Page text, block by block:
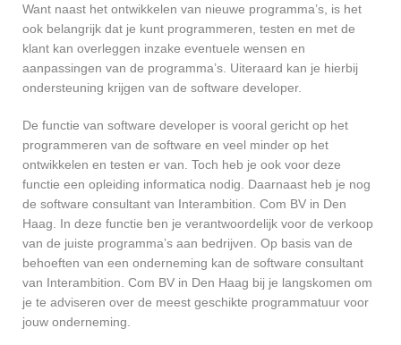
Want naast het ontwikkelen van nieuwe programma’s, is het
ook belangrijk dat je kunt programmeren, testen en met de
klant kan overleggen inzake eventuele wensen en
aanpassingen van de programma’s. Uiteraard kan je hierbij
ondersteuning krijgen van de software developer.
De functie van software developer is vooral gericht op het
programmeren van de software en veel minder op het
ontwikkelen en testen er van. Toch heb je ook voor deze
functie een opleiding informatica nodig. Daarnaast heb je nog
de software consultant van Interambition. Com BV in Den
Haag. In deze functie ben je verantwoordelijk voor de verkoop
van de juiste programma’s aan bedrijven. Op basis van de
behoeften van een onderneming kan de software consultant
van Interambition. Com BV in Den Haag bij je langskomen om
je te adviseren over de meest geschikte programmatuur voor
jouw onderneming.